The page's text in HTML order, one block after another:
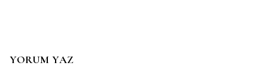
YORUM YAZ